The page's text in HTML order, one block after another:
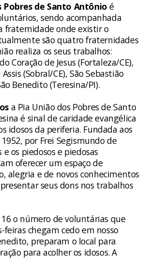
Pobres de Santo Antônio é
sendo acompanhada
fraternidade onde existir o
são quatro fraternidades
realiza os seus trabalhos:
Coração de Jesus (Fortaleza/CE),
(Sobral/CE), São Sebastião
Benedito (Teresina/PI).
a Pia União dos Pobres de Santo
é sinal de caridade evangélica
idosos da periferia. Fundada aos
por Frei Segismundo de
e os piedosos e piedosas
oferecer um espaço de
alegria e de novos conhecimentos
seus dons nos trabalhos
o número de voluntárias que
feiras chegam cedo em nosso
preparam o local para
para acolher os idosos. A